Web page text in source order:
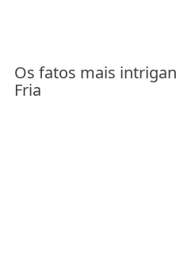
Os fatos mais
Fria